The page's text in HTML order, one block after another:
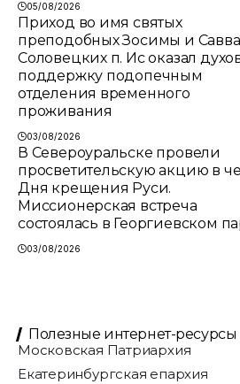
05/08/2026
Приход во имя святых
преподобных Зосимы и
Соловецких п. Ис оказал
поддержку подопечным
отделения временного
проживания
03/08/2026
В Североуральске провели
просветительскую акцию в
Дня крещения Руси.
Миссионерская встреча
состоялась в Георгиевском
03/08/2026
Полезные интернет-ресурсы
Московская Патриархия
Екатеринбургская епархия